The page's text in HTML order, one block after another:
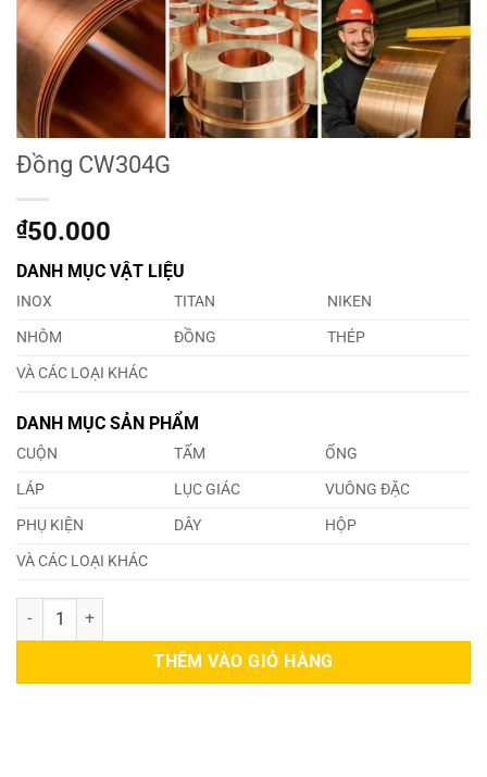
Đồng CW304G
₫50.000
DANH MỤC VẬT LIỆU
INOX TITAN
NIKEN
NHÔM
ĐỒNG
THÉP
VÀ CÁC LOẠI KHÁC
DANH MỤC SẢN PHẨM
CUỘN TẤM
ỐNG
LÁP
LỤC GIÁC
VUÔNG ĐẶC
PHỤ KIỆN
DÂY
HỘP
VÀ CÁC LOẠI KHÁC
Đồng CW304G số lượng
THÊM VÀO GIỎ HÀNG